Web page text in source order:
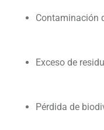
Contaminación
Exceso de
Pérdida de